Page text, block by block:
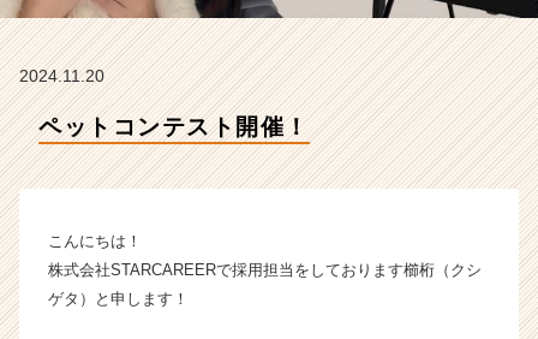
ラ
ベ
ン
ャ
長
2024.11.20
ペットコンテスト開催！
こんにちは！
株式会社STARCAREERで採用担当をしております櫛桁（クシ
ゲタ）と申します！